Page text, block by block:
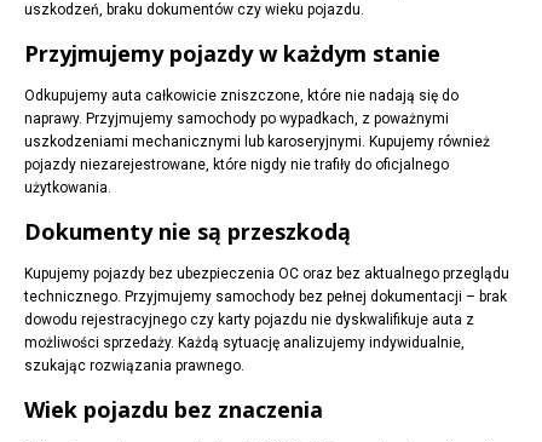
uszkodzeń, braku dokumentów czy wieku pojazdu.
Przyjmujemy pojazdy w każdym stanie
Odkupujemy auta całkowicie zniszczone, które nie nadają się do
naprawy. Przyjmujemy samochody po wypadkach, z poważnymi
uszkodzeniami mechanicznymi lub karoseryjnymi. Kupujemy również
pojazdy niezarejestrowane, które nigdy nie trafiły do oficjalnego
użytkowania.
Dokumenty nie są przeszkodą
Kupujemy pojazdy bez ubezpieczenia OC oraz bez aktualnego przeglądu
technicznego. Przyjmujemy samochody bez pełnej dokumentacji – brak
dowodu rejestracyjnego czy karty pojazdu nie dyskwalifikuje auta z
możliwości sprzedaży. Każdą sytuację analizujemy indywidualnie,
szukając rozwiązania prawnego.
Wiek pojazdu bez znaczenia